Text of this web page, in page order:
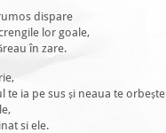
dispare
lor goale,
în zare.
te ia pe sus și neaua te orbește
si ele.